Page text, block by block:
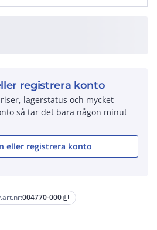
004770-000 content_copy
registrera konto
lagerstatus och mycket
så tar det bara någon minut
eller registrera konto